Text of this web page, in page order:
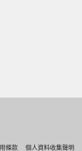
條款 個人資料收集聲明